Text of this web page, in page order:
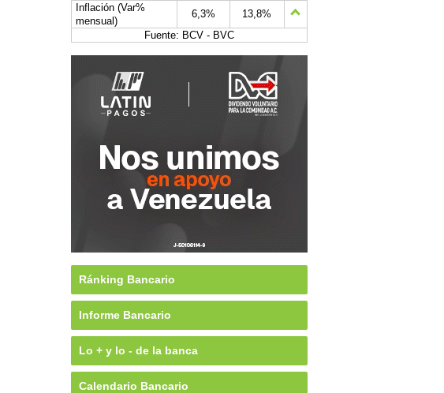
Inflación (Var%
mensual)
6,3%
13,8%
Fuente: BCV - BVC
Ránking Bancario
Informe Bancario
Lo + y lo - de la banca
Calendario Bancario